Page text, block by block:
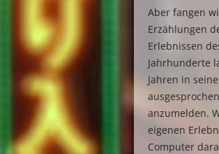
Aber fangen
Erzählungen
Erlebnissen
Jahrhunderte
Jahren in
anzumelden.
eigenen
Computer